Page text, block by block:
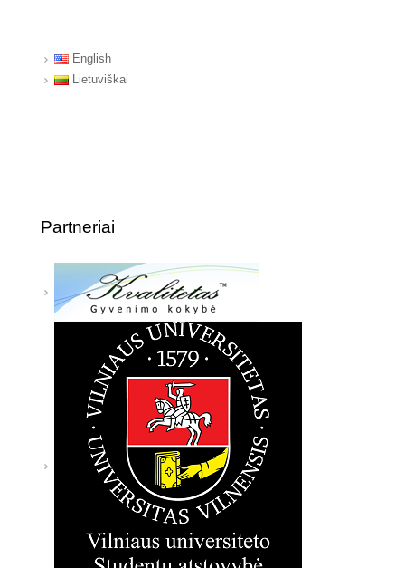
English
Lietuviškai
Partneriai